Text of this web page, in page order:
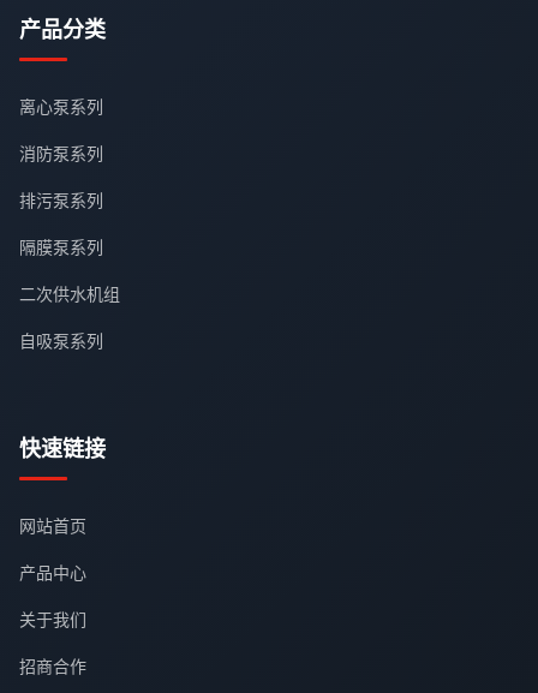
产品分类
离心泵系列
消防泵系列
排污泵系列
隔膜泵系列
二次供水机组
自吸泵系列
快速链接
网站首页
产品中心
关于我们
招商合作